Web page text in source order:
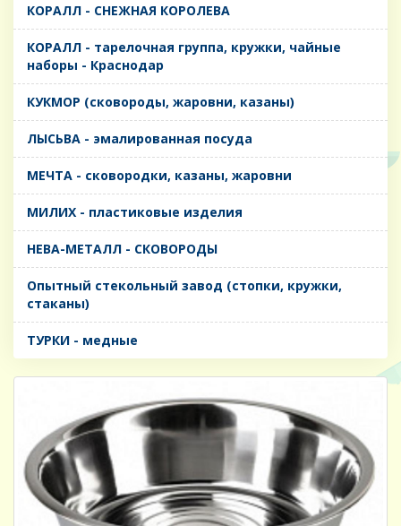
КОРАЛЛ - СНЕЖНАЯ КОРОЛЕВА
КОРАЛЛ - тарелочная группа, кружки, чайные
наборы - Краснодар
КУКМОР (сковороды, жаровни, казаны)
ЛЫСЬВА - эмалированная посуда
МЕЧТА - сковородки, казаны, жаровни
МИЛИХ - пластиковые изделия
НЕВА-МЕТАЛЛ - СКОВОРОДЫ
Опытный стекольный завод (стопки, кружки,
стаканы)
ТУРКИ - медные